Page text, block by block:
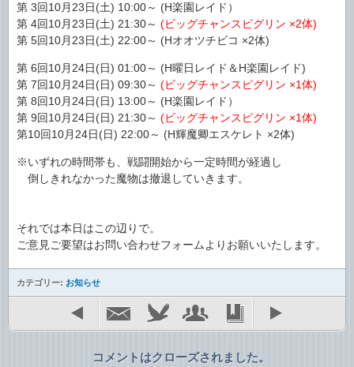
第 3回10月23日(土) 10:00～ (H楽園レイド）
第 4回10月23日(土) 21:30～ (ビッグチャンスピグリン ×2体)
第 5回10月23日(土) 22:00～ (Hオオツチビコ ×2体)
第 6回10月24日(日) 01:00～ (H曜日レイド＆H楽園レイド)
第 7回10月24日(日) 09:30～ (ビッグチャンスピグリン ×1体)
第 8回10月24日(日) 13:00～ (H楽園レイド）
第 9回10月24日(日) 21:30～ (ビッグチャンスピグリン ×1体)
第10回10月24日(日) 22:00～ (H輝魔卿エスケレト ×2体)
※いずれの時間帯も、戦闘開始から一定時間が経過し
倒しきれなかった魔物は撤退していきます。
それでは本日はこの辺りで。
ご意見ご要望はお問い合わせフォームよりお願いいたします。
カテゴリー: お知らせ
コメントはクローズされました。